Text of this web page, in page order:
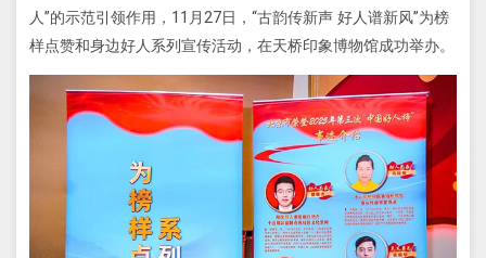
人”的示范引领作用，11月27日，“古韵传新声 好人谱新风”为榜
样点赞和身边好人系列宣传活动，在天桥印象博物馆成功举办。